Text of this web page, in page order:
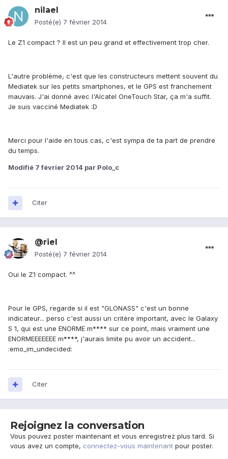
nilael
Posté(e) 7 février 2014
Le Z1 compact ? Il est un peu grand et effectivement trop cher.
L'autre problème, c'est que les constructeurs mettent souvent du
Mediatek sur les petits smartphones, et le GPS est franchement
mauvais. J'ai donné avec l'Alcatel OneTouch Star, ça m'a suffit.
Je suis vacciné Mediatek :D
Merci pour l'aide en tous cas, c'est sympa de ta part de prendre
du temps.
Modifié 7 février 2014 par Polo_c
Citer
@riel
Posté(e) 7 février 2014
Oui le Z1 compact. ^^
Pour le GPS, regarde si il est "GLONASS" c'est un bonne
indicateur... perso c'est aussi un critère important, avec le Galaxy
S 1, qui est une ENORME m**** sur ce point, mais vraiment une
ENORMEEEEEEE m****, j'aurais limite pu avoir un accident...
:emo_im_undecided:
Citer
Rejoignez la conversation
Vous pouvez poster maintenant et vous enregistrez plus tard. Si
vous avez un compte, connectez-vous maintenant pour poster.